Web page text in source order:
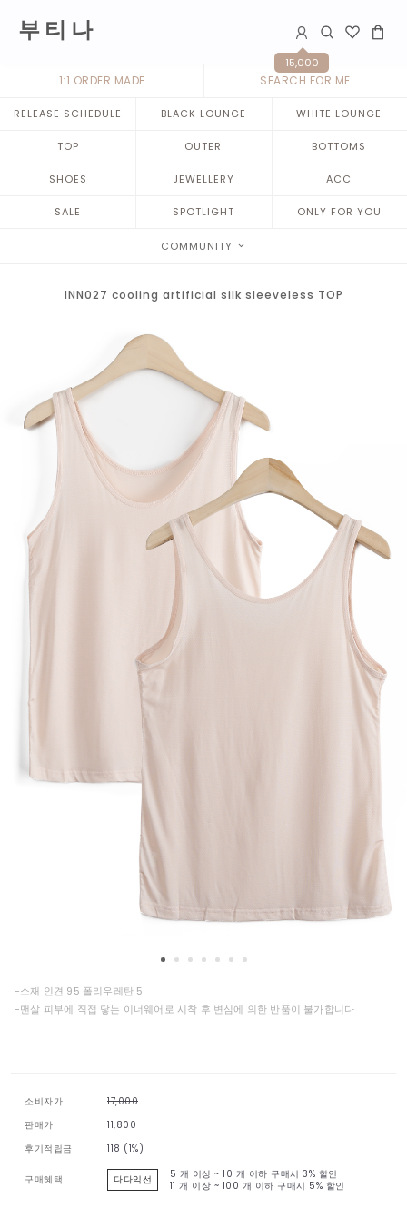
부 티 나
15,000
1:1 ORDER MADE SEARCH FOR ME
RELEASE SCHEDULE BLACK LOUNGE WHITE LOUNGE
TOP OUTER BOTTOMS
SHOES JEWELLERY ACC
SALE SPOTLIGHT ONLY FOR YOU
COMMUNITY
INN027 cooling artificial silk sleeveless TOP
-소재 인견 95 폴리우레탄 5
-맨살 피부에 직접 닿는 이너웨어로 시착 후 변심에 의한 반품이 불가합니다
소비자가
17,000
판매가
11,800
후기적립금
118 (1%)
구매혜택 다다익선 5 개 이상 ~ 10 개 이하 구매시 3% 할인
11 개 이상 ~ 100 개 이하 구매시 5% 할인